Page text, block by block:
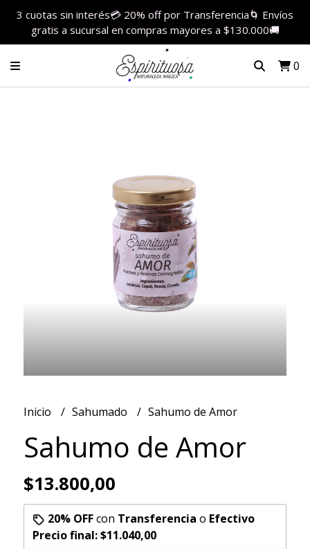
3 cuotas sin interés💳 20% off por Transferencia🌀 Envíos
gratis a sucursal en compras mayores a $130.000🚚
0
Inicio Sahumado Sahumo de Amor
Sahumo de Amor
$13.800,00
20% OFFcon Transferencia o Efectivo
Precio final:$11.040,00